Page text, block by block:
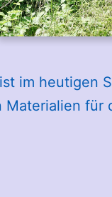
im heutigen
für